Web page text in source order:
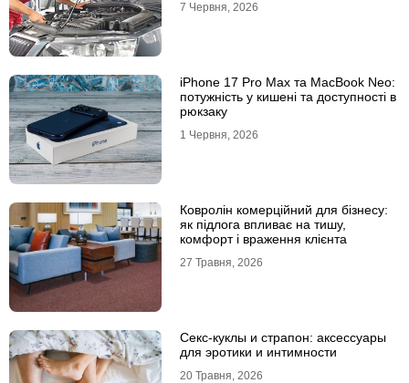
7 Червня, 2026
iPhone 17 Pro Max та MacBook Neo:
потужність у кишені та доступності в
рюкзаку
1 Червня, 2026
Ковролін комерційний для бізнесу:
як підлога впливає на тишу,
комфорт і враження клієнта
27 Травня, 2026
Секс-куклы и страпон: аксессуары
для эротики и интимности
20 Травня, 2026